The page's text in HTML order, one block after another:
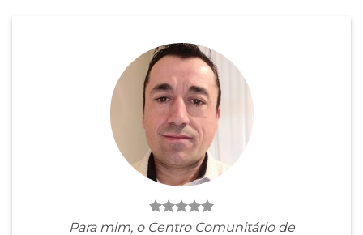
Para mim, o Centro Comunitário de